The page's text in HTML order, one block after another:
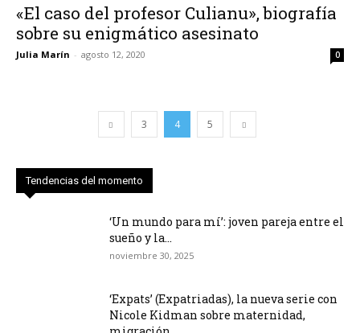
«El caso del profesor Culianu», biografía
sobre su enigmático asesinato
Julia Marín - agosto 12, 2020 0
3 4 5
Tendencias del momento
‘Un mundo para mí’: joven pareja entre el
sueño y la...
noviembre 30, 2025
‘Expats’ (Expatriadas), la nueva serie con
Nicole Kidman sobre maternidad,